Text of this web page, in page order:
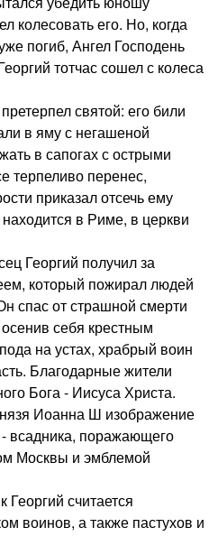
колесовать его. Но, когда
погиб, Ангел Господень
тотчас сошел с колеса
святой: его били
в яму с негашеной
в сапогах с острыми
терпеливо перенес,
приказал отсечь ему
в Риме, в церкви
Георгий получил за
который пожирал людей
спас от страшной смерти
себя крестным
на устах, храбрый воин
Благодарные жители
Бога - Иисуса Христа.
Иоанна Ш изображение
всадника, поражающего
Москвы и эмблемой
считается
воинов, а также пастухов и